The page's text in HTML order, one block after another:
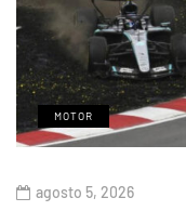
MOTOR
agosto 5, 2026